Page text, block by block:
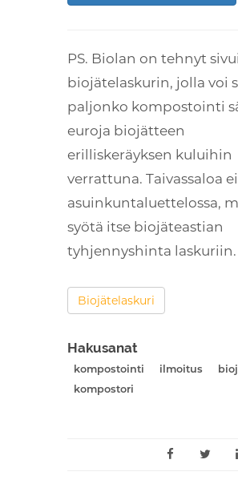
PS. Biolan on tehnyt
biojätelaskurin, jolla voi
paljonko kompostointi
euroja biojätteen
erilliskeräyksen kuluihin
verrattuna. Taivassaloa
asuinkuntaluettelossa,
syötä itse biojäteastian
tyhjennyshinta laskuriin.
Biojätelaskuri
Hakusanat
kompostointi ilmoitus
kompostori